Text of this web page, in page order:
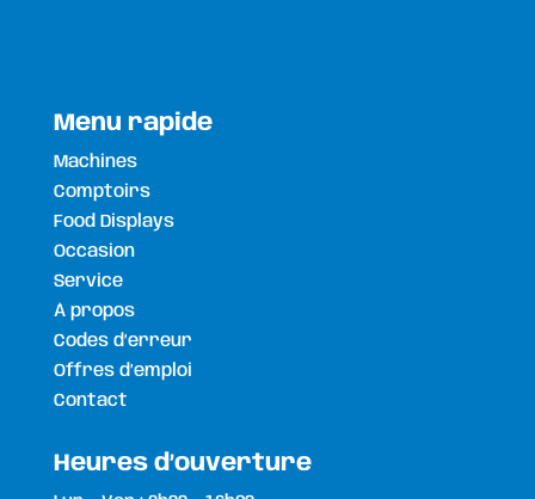
Menu rapide
Machines
Comptoirs
Food Displays
Occasion
Service
À propos
Codes d’erreur
Offres d’emploi
Contact
Heures d’ouverture